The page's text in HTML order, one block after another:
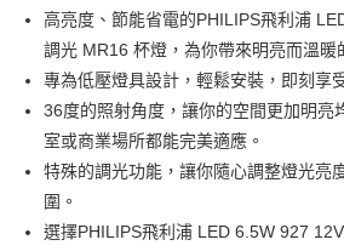
每筆NT$160，滿NT$10,000(含以上)免運
高亮度、節能省電的PHILIPS飛利浦
調光 MR16 杯燈，為你帶來明亮而溫暖
專為低壓燈具設計，輕鬆安裝，即刻享
36度的照射角度，讓你的空間更加明亮
室或商業場所都能完美適應。
特殊的調光功能，讓你隨心調整燈光亮
圍。
選擇PHILIPS飛利浦 LED 6.5W 927